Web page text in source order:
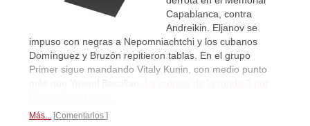
Capablanca, contra
Andreikin. Eljanov se
impuso con negras a Nepomniachtchi y los cubanos
Domínguez y Bruzón repitieron tablas. En el grupo
Primer sigue mandando Vitaly Kunin, con medio punto
más que Yusnel Bacallao. La crónica de la ronda 6 por
Más... Comentarios